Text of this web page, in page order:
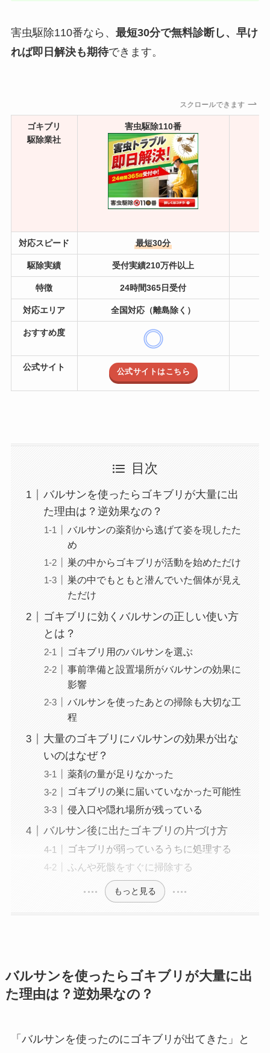
害虫駆除110番なら、 最短30分で無料診断し、早け
れば即日解決も期待できます。
スクロールできます
ゴキブリ
駆除業社
害虫駆除110番
対応スピード 最短30分
駆除実績 受付実績210万件以上
特徴 24時間365日受付
対応エリア 全国対応（離島除く）
おすすめ度
公式サイト
公式サイトはこちら
目次
バルサンを使ったらゴキブリが大量に出
た理由は？逆効果なの？
バルサンの薬剤から逃げて姿を現したた
め
巣の中からゴキブリが活動を始めただけ
巣の中でもともと潜んでいた個体が見え
ただけ
ゴキブリに効くバルサンの正しい使い方
とは？
ゴキブリ用のバルサンを選ぶ
事前準備と設置場所がバルサンの効果に
影響
バルサンを使ったあとの掃除も大切な工
程
大量のゴキブリにバルサンの効果が出な
いのはなぜ？
薬剤の量が足りなかった
ゴキブリの巣に届いていなかった可能性
侵入口や隠れ場所が残っている
バルサン後に出たゴキブリの片づけ方
ゴキブリが弱っているうちに処理する
ふんや死骸をすぐに掃除する
もっと見る
バルサンを使ったらゴキブリが大量に出
た理由は？逆効果なの？
「バルサンを使ったのにゴキブリが出てきた」と